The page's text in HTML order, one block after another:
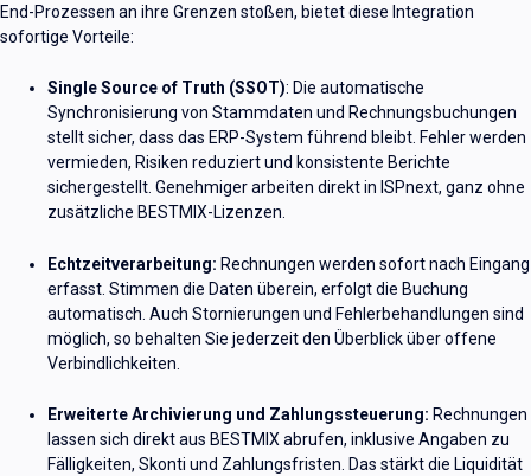
End-Prozessen an ihre Grenzen stoßen, bietet diese Integration
sofortige Vorteile:
Single Source of Truth (SSOT): Die automatische
Synchronisierung von Stammdaten und Rechnungsbuchungen
stellt sicher, dass das ERP-System führend bleibt. Fehler werden
vermieden, Risiken reduziert und konsistente Berichte
sichergestellt. Genehmiger arbeiten direkt in ISPnext, ganz ohne
zusätzliche BESTMIX-Lizenzen.
Echtzeitverarbeitung: Rechnungen werden sofort nach Eingang
erfasst. Stimmen die Daten überein, erfolgt die Buchung
automatisch. Auch Stornierungen und Fehlerbehandlungen sind
möglich, so behalten Sie jederzeit den Überblick über offene
Verbindlichkeiten.
Erweiterte Archivierung und Zahlungssteuerung: Rechnungen
lassen sich direkt aus BESTMIX abrufen, inklusive Angaben zu
Fälligkeiten, Skonti und Zahlungsfristen. Das stärkt die Liquidität